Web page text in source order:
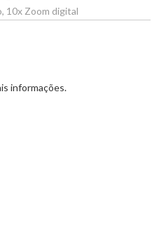
10x Zoom digital
informações.